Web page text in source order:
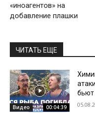
«иноагентов» на
добавление плашки
ЧИТАТЬ ЕЩЕ
Видео 00:04:39
бьют